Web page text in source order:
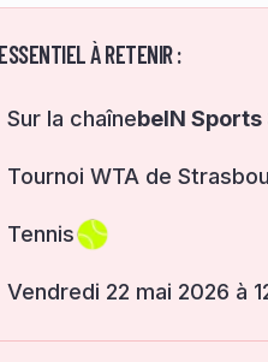
À RETENIR :
Sur la chaînebeIN Sports
Tournoi WTA de
Tennis
vendredi 22 mai 2026 à